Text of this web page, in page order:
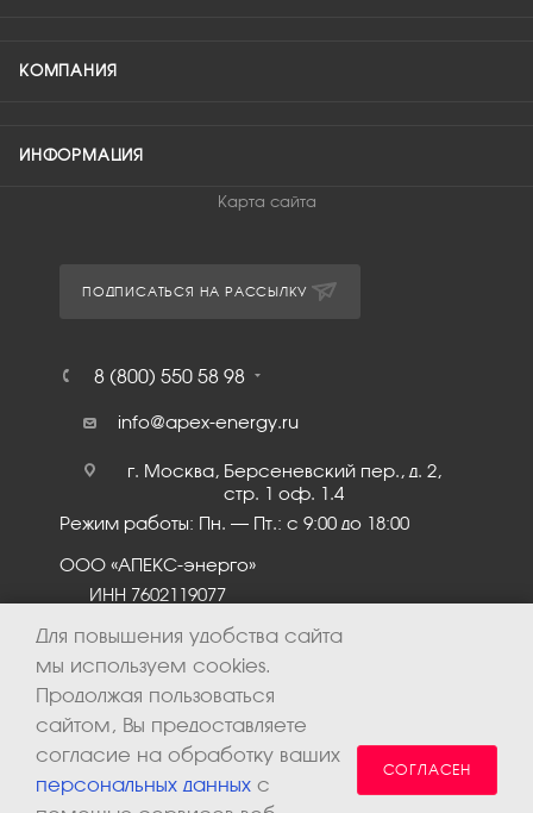
КОМПАНИЯ
ИНФОРМАЦИЯ
Карта сайта
ПОДПИСАТЬСЯ НА РАССЫЛКУ
8 (800) 550 58 98
info@apex-energy.ru
г. Москва, Берсеневский пер., д. 2,
стр. 1 оф. 1.4
Режим работы: Пн. – Пт.: с 9:00 до 18:00
ООО «АПЕКС-энерго»
ИНН 7602119077
Для повышения удобства сайта
мы используем cookies.
Продолжая пользоваться
сайтом, Вы предоставляете
согласие на обработку ваших
персональных данных с
СОГЛАСЕН